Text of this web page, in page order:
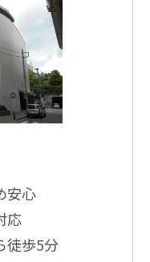
安心
応
徒歩5分